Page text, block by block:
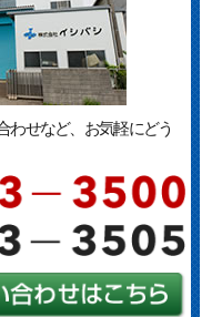
わせなど、お気軽にどう